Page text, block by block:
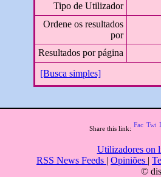
Tipo de Utilizador
Ordene os resultados
por
Resultados por página
[Busca simples]
Share this link:
Utilizadores on
RSS News Feeds | Opiniões |
©